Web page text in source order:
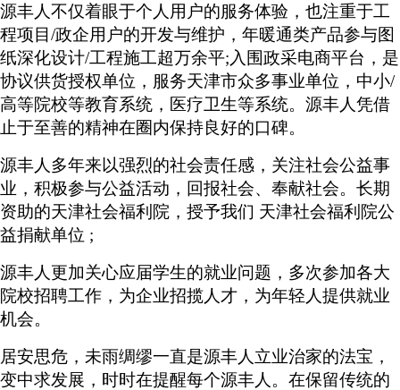
源丰人不仅着眼于个人用户的服务体验，也注重于工
程项目/政企用户的开发与维护，年暖通类产品参与图
纸深化设计/工程施工超万余平;入围政采电商平台，是
协议供货授权单位，服务天津市众多事业单位，中小/
高等院校等教育系统，医疗卫生等系统。源丰人凭借
止于至善的精神在圈内保持良好的口碑。
源丰人多年来以强烈的社会责任感，关注社会公益事
业，积极参与公益活动，回报社会、奉献社会。长期
资助的天津社会福利院，授予我们 天津社会福利院公
益捐献单位 ;
源丰人更加关心应届学生的就业问题，多次参加各大
院校招聘工作，为企业招揽人才，为年轻人提供就业
机会。
居安思危，未雨绸缪一直是源丰人立业治家的法宝，
变中求发展，时时在提醒每个源丰人。在保留传统的